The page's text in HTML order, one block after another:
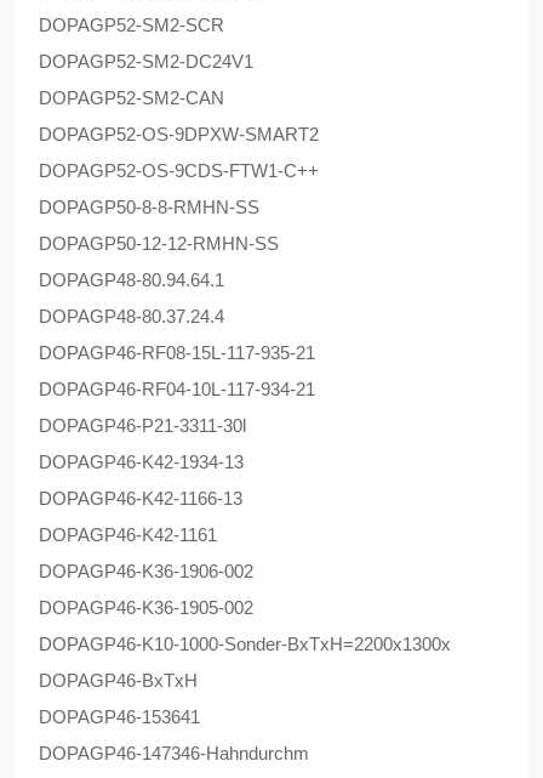
DOPAGP52-SM2-SCR
DOPAGP52-SM2-DC24V1
DOPAGP52-SM2-CAN
DOPAGP52-OS-9DPXW-SMART2
DOPAGP52-OS-9CDS-FTW1-C++
DOPAGP50-8-8-RMHN-SS
DOPAGP50-12-12-RMHN-SS
DOPAGP48-80.94.64.1
DOPAGP48-80.37.24.4
DOPAGP46-RF08-15L-117-935-21
DOPAGP46-RF04-10L-117-934-21
DOPAGP46-P21-3311-30l
DOPAGP46-K42-1934-13
DOPAGP46-K42-1166-13
DOPAGP46-K42-1161
DOPAGP46-K36-1906-002
DOPAGP46-K36-1905-002
DOPAGP46-K10-1000-Sonder-BxTxH=2200x1300x
DOPAGP46-BxTxH
DOPAGP46-153641
DOPAGP46-147346-Hahndurchm